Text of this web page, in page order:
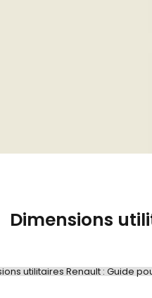
Dimensions
utilitaires Renault : Guide